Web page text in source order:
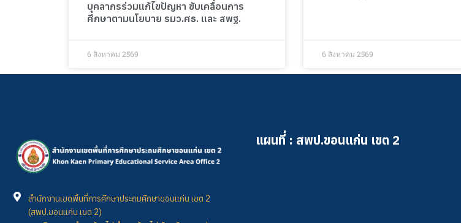
บุคลากรร่วมแก้ไขปัญหา ขับเคลื่อนการ
ศึกษาตามนโยบาย รมว.ศธ. และ สพฐ.
6 สิงหาคม 2569 6 สิงหาคม 2569
สำนักงานเขตพื้นที่การศึกษาประถมศึกษาขอนแก่น เขต 2
(สพป.ขอนแก่น เขต 2)
แผนที่ : สพป.ขอนแก่น เขต 2